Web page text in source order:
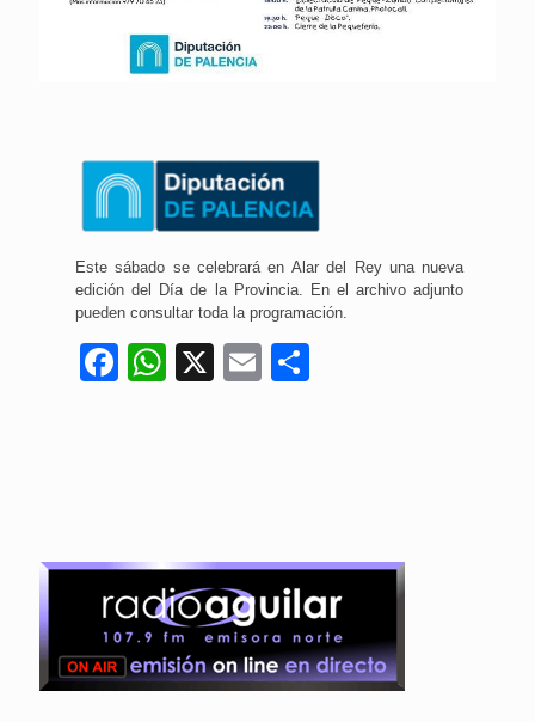
Este sábado se celebrará en Alar del Rey una nueva
edición del Día de la Provincia. En el archivo adjunto
pueden consultar toda la programación.
Facebook
WhatsApp
X Email